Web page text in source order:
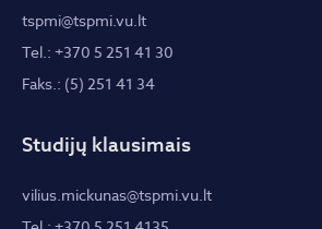
tspmi@tspmi.vu.lt
Tel.: +370 5 251 41 30
Faks.: (5) 251 41 34
Studijų klausimais
vilius.mickunas@tspmi.vu.lt